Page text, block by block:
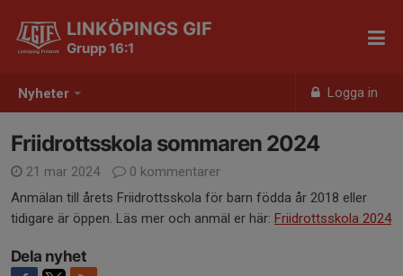
Nyheter Logga in
LINKÖPINGS GIF
Grupp 16:1
Friidrottsskola sommaren 2024
21 mar 2024
0 kommentarer
Anmälan till årets Friidrottsskola för barn födda år 2018 eller
tidigare är öppen. Läs mer och anmäl er här: Friidrottsskola 2024
Dela nyhet